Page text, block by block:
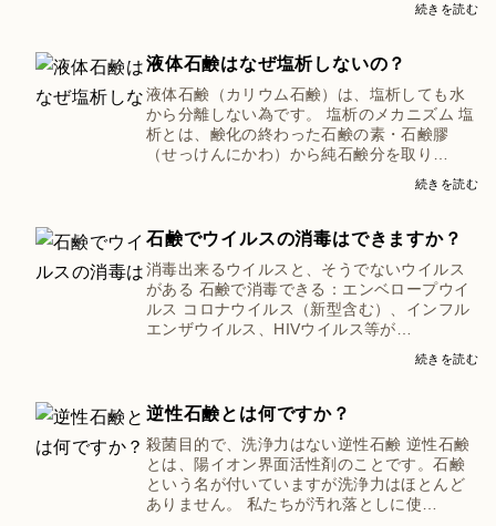
続きを読む
液体石鹸はなぜ塩析しないの？
液体石鹸（カリウム石鹸）は、塩析しても水
から分離しない為です。 塩析のメカニズム 塩
析とは、鹸化の終わった石鹸の素・石鹸膠
（せっけんにかわ）から純石鹸分を取り…
続きを読む
石鹸でウイルスの消毒はできますか？
消毒出来るウイルスと、そうでないウイルス
がある 石鹸で消毒できる：エンベロープウイ
ルス コロナウイルス（新型含む）、インフル
エンザウイルス、HIVウイルス等が…
続きを読む
逆性石鹸とは何ですか？
殺菌目的で、洗浄力はない逆性石鹸 逆性石鹸
とは、陽イオン界面活性剤のことです。石鹸
という名が付いていますが洗浄力はほとんど
ありません。 私たちが汚れ落としに使…